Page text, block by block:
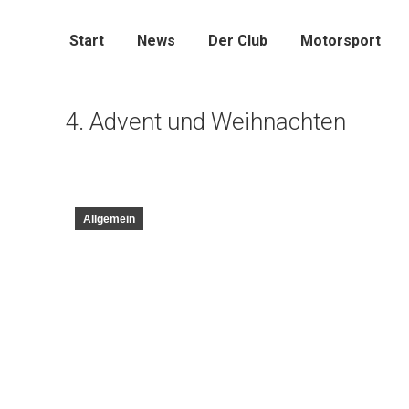
Start News Der Club Motorsport
4. Advent und Weihnachten
Allgemein